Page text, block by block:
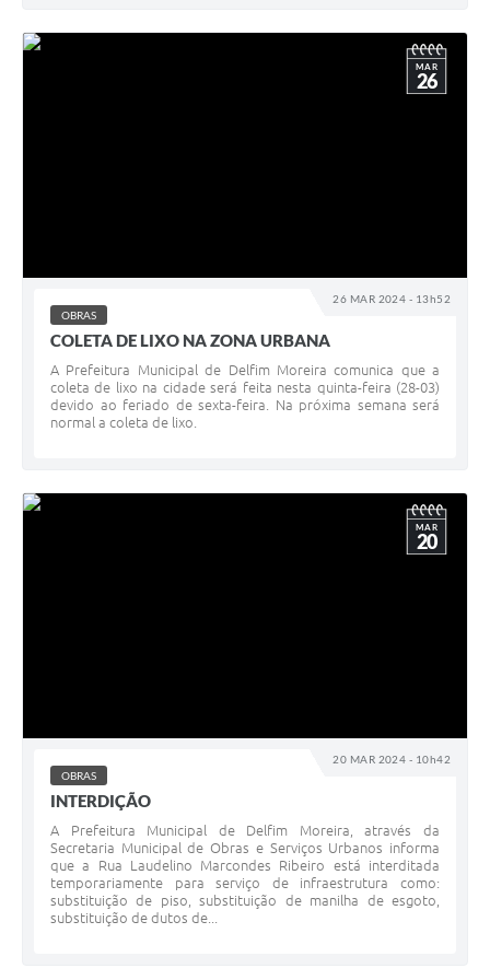
26 MAR 2024 - 13h52
MAR
26
OBRAS
COLETA DE LIXO NA ZONA URBANA
A Prefeitura Municipal de Delfim Moreira comunica que a
coleta de lixo na cidade será feita nesta quinta-feira (28-03)
devido ao feriado de sexta-feira. Na próxima semana será
normal a coleta de lixo.
20 MAR 2024 - 10h42
MAR
20
OBRAS
INTERDIÇÃO
A Prefeitura Municipal de Delfim Moreira, através da
Secretaria Municipal de Obras e Serviços Urbanos informa
que a Rua Laudelino Marcondes Ribeiro está interditada
temporariamente para serviço de infraestrutura como:
substituição de piso, substituição de manilha de esgoto,
substituição de dutos de...